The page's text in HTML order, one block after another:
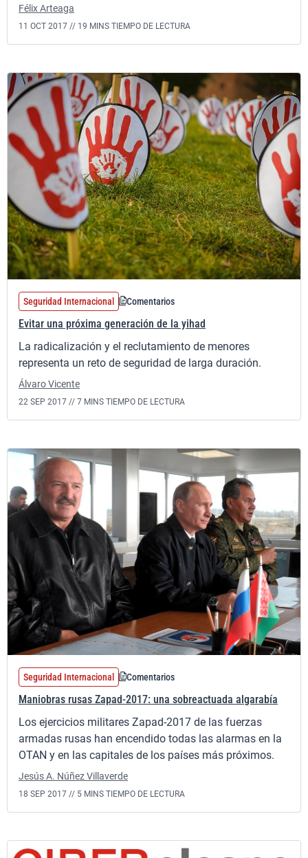
Félix Arteaga
11 OCT 2017 // 19 MINS TIEMPO DE LECTURA
Seguridad Internacional Comentarios
Evitar una próxima generación de la yihad
La radicalización y el reclutamiento de menores
representa un reto de seguridad de larga duración.
Álvaro Vicente
22 SEP 2017 // 7 MINS TIEMPO DE LECTURA
Seguridad Internacional Comentarios
Maniobras rusas Zapad-2017: una sobreactuada algarabía
Los ejercicios militares Zapad-2017 de las fuerzas
armadas rusas han encendido todas las alarmas en la
OTAN y en las capitales de los países más próximos.
Jesús A. Núñez Villaverde
18 SEP 2017 // 5 MINS TIEMPO DE LECTURA